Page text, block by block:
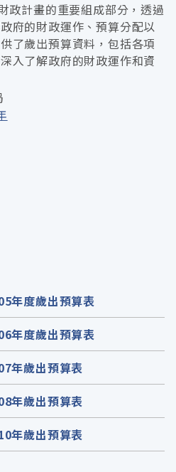
政計畫的重要組成部分，透過
府的財政運作、預算分配以
了歲出預算資料，包括各項
入了解政府的財政運作和資
年度歲出預算表
年度歲出預算表
年歲出預算表
年歲出預算表
年歲出預算表